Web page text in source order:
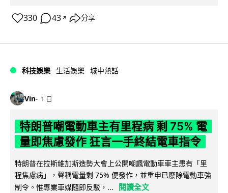
330 43 ↗ 分享
科技娛樂 生活娛樂 城中熱話
Vin 1 日
特朗普嘲電動車主有里程病 剩 75% 電
量即焦慮發作 狂言一手終結電車指令
特朗普在拉斯維加斯造勢大會上公開嘲諷電動車車主患有「里
程焦慮病」，聲稱電量剩 75% 便發作，並重申已廢除電動車強
制令。惟專業車媒隨即反駁，...
閱讀全文